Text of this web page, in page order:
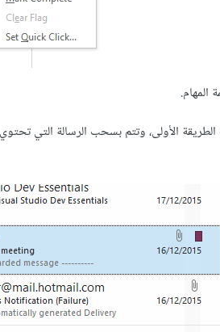
المهام.
الأولى، وتتم بسحب الرسالة التي